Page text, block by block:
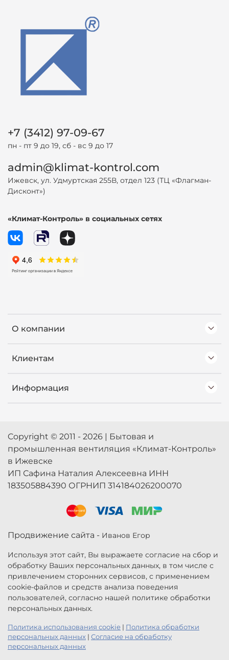
О компании
Клиентам
Информация
+7 (3412) 97-09-67
пн - пт 9 до 19, сб - вс 9 до 17
admin@klimat-kontrol.com
Ижевск, ул. Удмуртская 255В, отдел 123 (ТЦ «Флагман-
Дисконт»)
«Климат-Контроль» в социальных сетях
Copyright © 2011 - 2026 | Бытовая и
промышленная вентиляция «Климат-Контроль»
в Ижевске
ИП Сафина Наталия Алексеевна ИНН
183505884390 ОГРНИП 314184026200070
Продвижение сайта - Иванов Егор
Используя этот сайт, Вы выражаете согласие на сбор и
обработку Ваших персональных данных, в том числе с
привлечением сторонних сервисов, с применением
cookie-файлов и средств анализа поведения
пользователей, согласно нашей политике обработки
персональных данных.
Политика использования cookie | Политика обработки
персональных данных | Согласие на обработку
персональных данных